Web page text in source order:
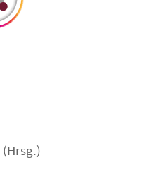
(Hrsg.)